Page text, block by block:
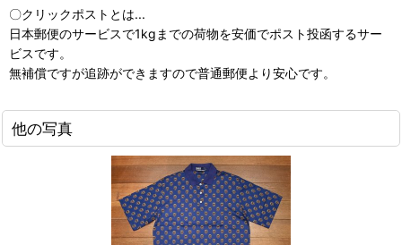
〇クリックポストとは...
日本郵便のサービスで1kgまでの荷物を安価でポスト投函するサー
ビスです。
無補償ですが追跡ができますので普通郵便より安心です。
他の写真